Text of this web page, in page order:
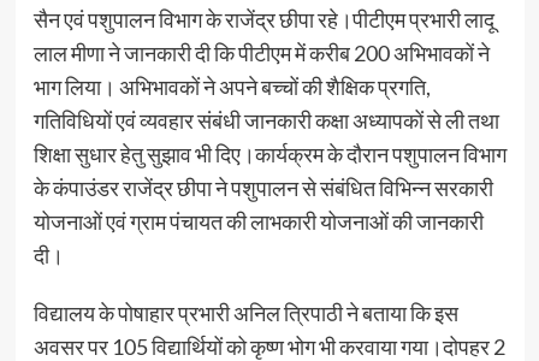
सैन एवं पशुपालन विभाग के राजेंद्र छीपा रहे।पीटीएम प्रभारी लादू
लाल मीणा ने जानकारी दी कि पीटीएम में करीब 200 अभिभावकों ने
भाग लिया। अभिभावकों ने अपने बच्चों की शैक्षिक प्रगति,
गतिविधियों एवं व्यवहार संबंधी जानकारी कक्षा अध्यापकों से ली तथा
शिक्षा सुधार हेतु सुझाव भी दिए।कार्यक्रम के दौरान पशुपालन विभाग
के कंपाउंडर राजेंद्र छीपा ने पशुपालन से संबंधित विभिन्न सरकारी
योजनाओं एवं ग्राम पंचायत की लाभकारी योजनाओं की जानकारी
दी।
विद्यालय के पोषाहार प्रभारी अनिल त्रिपाठी ने बताया कि इस
अवसर पर 105 विद्यार्थियों को कृष्ण भोग भी करवाया गया।दोपहर 2